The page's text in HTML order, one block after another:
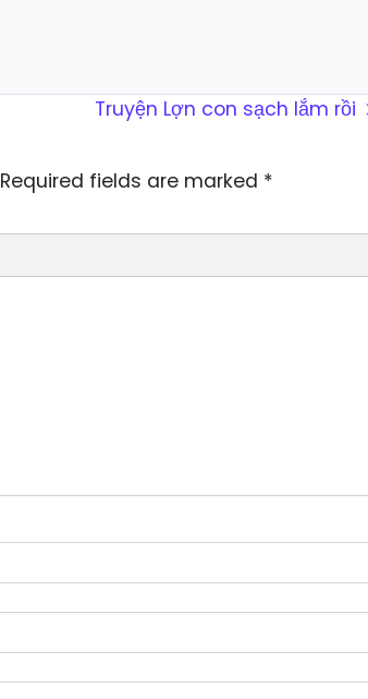
Truyện Lợn con sạch lắm rồi
Required fields are marked *